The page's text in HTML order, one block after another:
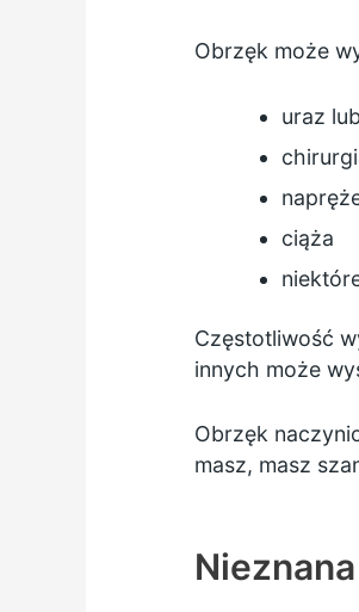
Obrzęk może
uraz
ciąża
Częstotliwość
innych może
Obrzęk
masz, masz